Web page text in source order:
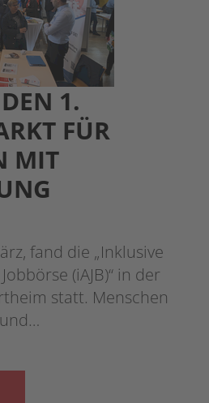
1.
FÜR
MIT
fand die „Inklusive
(iAJB)“ in der
statt. Menschen